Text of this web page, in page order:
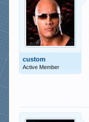
custom
Active Member